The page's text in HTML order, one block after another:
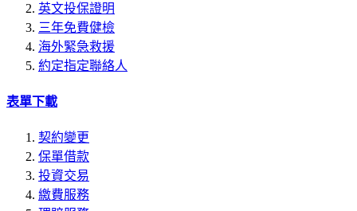
英文投保證明
三年免費健檢
海外緊急救援
約定指定聯絡人
表單下載
契約變更
保單借款
投資交易
繳費服務